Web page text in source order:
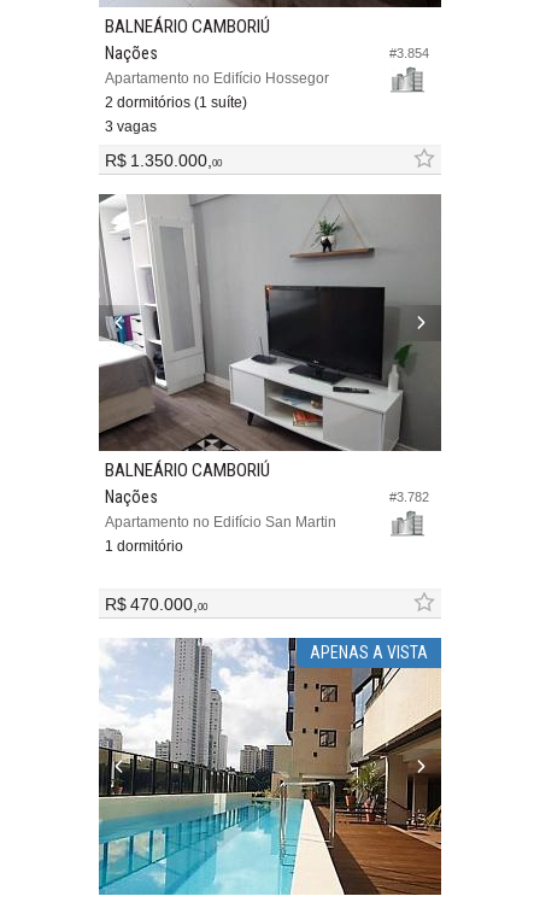
#3.854
BALNEÁRIO CAMBORIÚ
Nações
Apartamento no Edifício Hossegor
2 dormitórios (1 suíte)
3 vagas
R$ 1.350.000,00
#3.782
BALNEÁRIO CAMBORIÚ
Nações
Apartamento no Edifício San Martin
1 dormitório
R$ 470.000,00
APENAS A VISTA